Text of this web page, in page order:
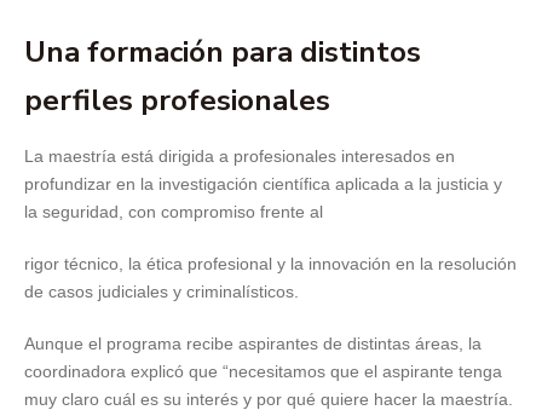
Una formación para distintos
perfiles profesionales
La maestría está dirigida a profesionales interesados en
profundizar en la investigación científica aplicada a la justicia y
la seguridad, con compromiso frente al
rigor técnico, la ética profesional y la innovación en la resolución
de casos judiciales y criminalísticos.
Aunque el programa recibe aspirantes de distintas áreas, la
coordinadora explicó que “necesitamos que el aspirante tenga
muy claro cuál es su interés y por qué quiere hacer la maestría.